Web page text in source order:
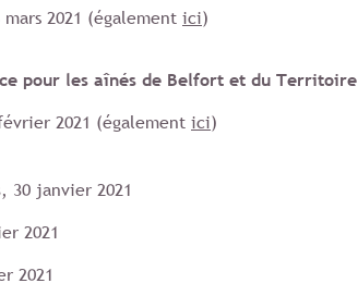
mars 2021 (également ici)
pour les aînés de Belfort et du Territoire
2021 (également ici)
, 30 janvier 2021
2021
2021